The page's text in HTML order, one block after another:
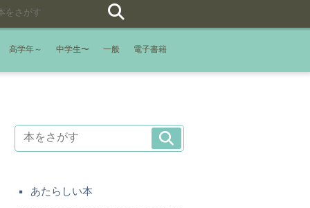
高学年～ 中学生〜 一般 電子書籍
あたらしい本